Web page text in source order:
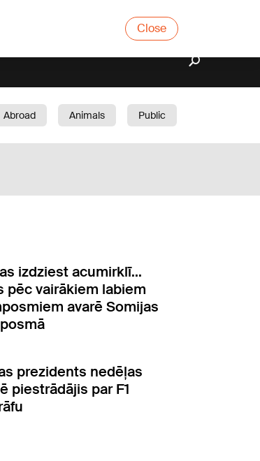
Close
Abroad Animals
Public
izdziest acumirklī...
pēc vairākiem labiem
avarē Somijas
prezidents nedēļas
piestrādājis par F1